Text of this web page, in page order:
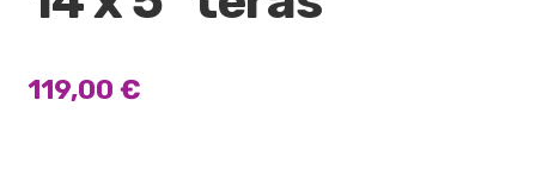
119,00 €